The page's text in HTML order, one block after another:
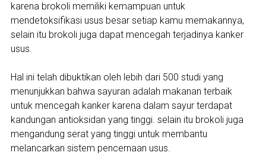
karena brokoli memiliki kemampuan untuk
mendetoksifikasi usus besar setiap kamu memakannya,
selain itu brokoli juga dapat mencegah terjadinya kanker
usus.
Hal ini telah dibuktikan oleh lebih dari 500 studi yang
menunjukkan bahwa sayuran adalah makanan terbaik
untuk mencegah kanker karena dalam sayur terdapat
kandungan antioksidan yang tinggi. selain itu brokoli juga
mengandung serat yang tinggi untuk membantu
melancarkan sistem pencernaan usus.